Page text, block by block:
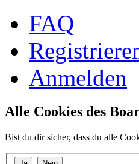
FAQ
Anmelden
Alle Cookies des
Bist du dir sicher, dass du alle